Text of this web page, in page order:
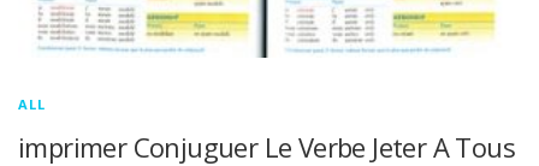
ALL
imprimer Conjuguer Le Verbe Jeter A Tous